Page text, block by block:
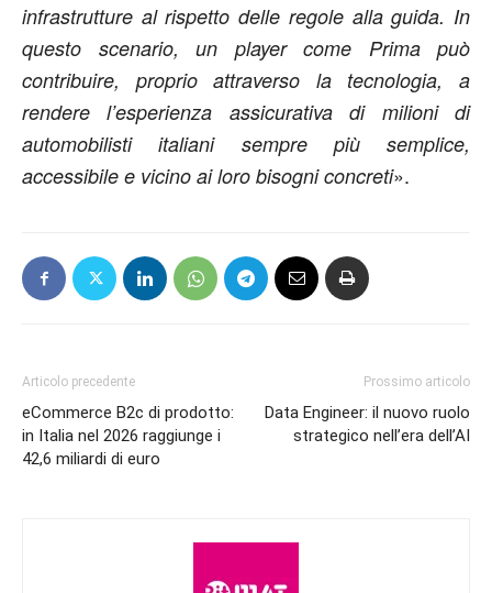
infrastrutture al rispetto delle regole alla guida. In
questo scenario, un player come Prima può
contribuire, proprio attraverso la tecnologia, a
rendere l’esperienza assicurativa di milioni di
automobilisti italiani sempre più semplice,
accessibile e vicino ai loro bisogni concreti».
Articolo precedente
eCommerce B2c di prodotto:
in Italia nel 2026 raggiunge i
42,6 miliardi di euro
Prossimo articolo
Data Engineer: il nuovo ruolo
strategico nell’era dell’AI